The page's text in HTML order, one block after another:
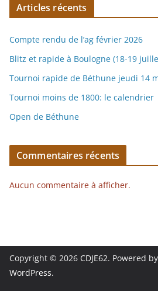
Articles récents
Compte rendu de l’ag février 2026
Blitz et rapide à Boulogne (18-19
Tournoi rapide de Béthune jeudi 14
Tournoi moins de 1800: le calendrier
Open de Béthune
Commentaires récents
Aucun commentaire à afficher.
Copyright © 2026 CDJE62. Powered by
WordPress.